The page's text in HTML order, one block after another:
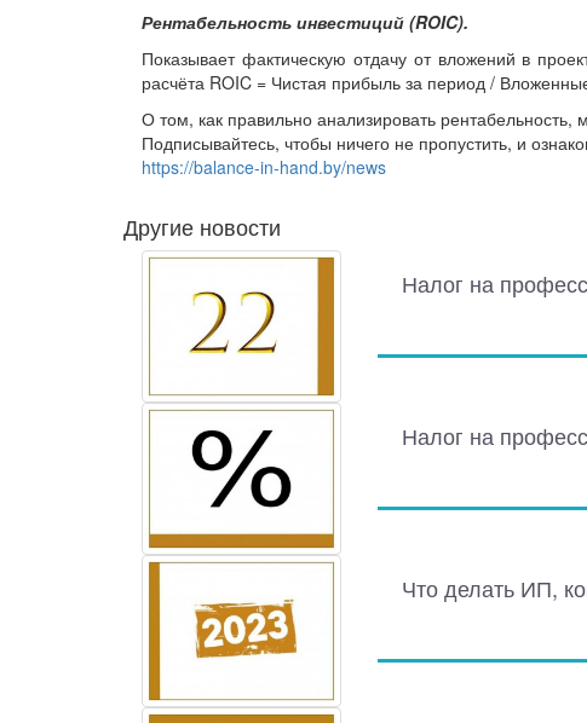
Рентабельность инвестиций (ROIC).
Показывает фактическую отдачу от вложений в
расчёта ROIC = Чистая прибыль за период /
О том, как правильно анализировать
Подписывайтесь, чтобы ничего не пропустить, и
https://balance-in-hand.by/news
Другие новости
Налог на
Налог на
Что делать ИП,